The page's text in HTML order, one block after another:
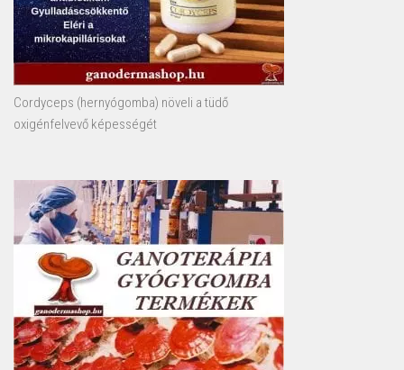
Cordyceps (hernyógomba) növeli a tüdő
oxigénfelvevő képességét